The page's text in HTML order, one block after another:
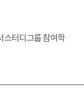
스터디그룹 참여학